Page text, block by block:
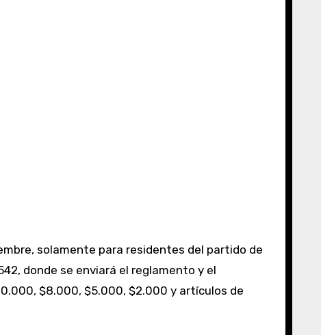
donde se enviará el reglamento y el
$8.000, $5.000, $2.000 y artículos de